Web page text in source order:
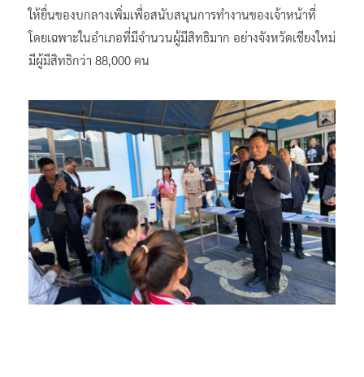
ให้ยื่นของบกลางเพิ่มเพื่อสนับสนุนการทำงานของเจ้าหน้าที่
โดยเฉพาะในอำเภอที่มีจำนวนผู้มีสิทธิมาก อย่างจังหวัดเชียงใหม่
มีผู้มีสิทธิกว่า 88,000 คน